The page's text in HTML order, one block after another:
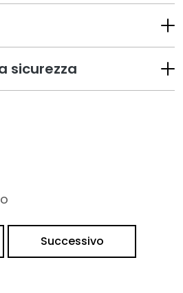
sicurezza
Successivo